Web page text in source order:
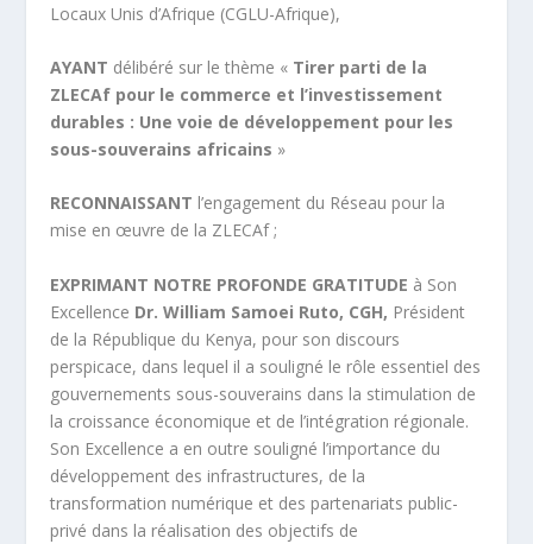
Locaux Unis d’Afrique (CGLU-Afrique),
AYANT délibéré sur le thème « Tirer parti de la
ZLECAf pour le commerce et l’investissement
durables : Une voie de développement pour les
sous-souverains africains »
RECONNAISSANT l’engagement du Réseau pour la
mise en œuvre de la ZLECAf ;
EXPRIMANT NOTRE PROFONDE GRATITUDE à Son
Excellence Dr. William Samoei Ruto, CGH, Président
de la République du Kenya, pour son discours
perspicace, dans lequel il a souligné le rôle essentiel des
gouvernements sous-souverains dans la stimulation de
la croissance économique et de l’intégration régionale.
Son Excellence a en outre souligné l’importance du
développement des infrastructures, de la
transformation numérique et des partenariats public-
privé dans la réalisation des objectifs de